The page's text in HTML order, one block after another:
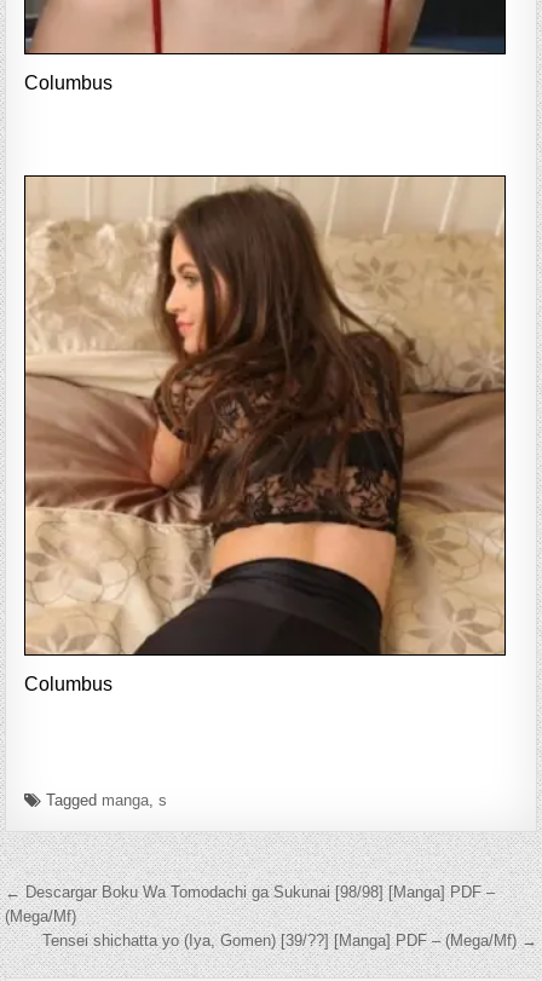
Columbus
Columbus
Tagged manga ,s
Navegación de entradas
← Descargar Boku Wa Tomodachi ga Sukunai [98/98] [Manga] PDF –
(Mega/Mf)
Tensei shichatta yo (Iya, Gomen) [39/??] [Manga] PDF – (Mega/Mf) →